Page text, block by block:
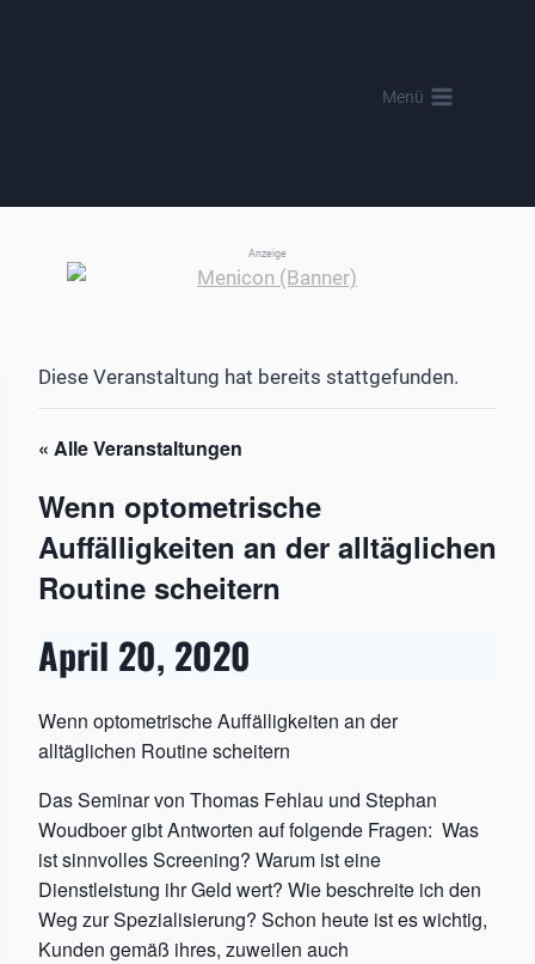
Menü
Anzeige
Diese Veranstaltung hat bereits stattgefunden.
« Alle Veranstaltungen
Wenn optometrische
Auffälligkeiten an der alltäglichen
Routine scheitern
April 20, 2020
Wenn optometrische Auffälligkeiten an der
alltäglichen Routine scheitern
Das Seminar von Thomas Fehlau und Stephan
Woudboer gibt Antworten auf folgende Fragen: Was
ist sinnvolles Screening? Warum ist eine
Dienstleistung ihr Geld wert? Wie beschreite ich den
Weg zur Spezialisierung? Schon heute ist es wichtig,
Kunden gemäß ihres, zuweilen auch